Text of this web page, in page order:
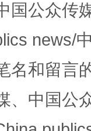
国公众传
news/
名和留言
、中国公